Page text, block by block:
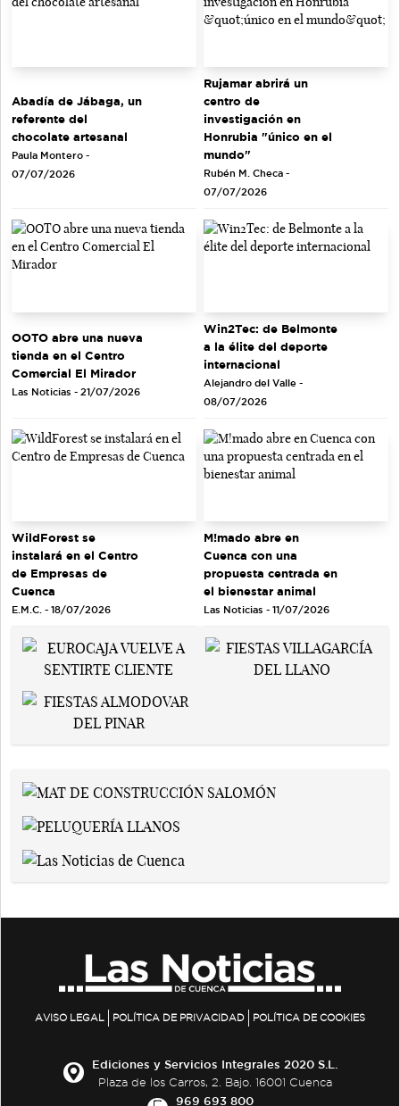
Abadía de Jábaga, un
referente del
chocolate artesanal
Paula Montero -
07/07/2026
Rujamar abrirá un
centro de
investigación en
Honrubia "único en el
mundo"
Rubén M. Checa -
07/07/2026
OOTO abre una nueva
tienda en el Centro
Comercial El Mirador
Las Noticias - 21/07/2026
Win2Tec: de Belmonte
a la élite del deporte
internacional
Alejandro del Valle -
08/07/2026
WildForest se
instalará en el Centro
de Empresas de
Cuenca
E.M.C. - 18/07/2026
M!mado abre en
Cuenca con una
propuesta centrada en
el bienestar animal
Las Noticias - 11/07/2026
AVISO LEGAL POLÍTICA DE PRIVACIDAD POLÍTICA DE COOKIES
Ediciones y Servicios Integrales 2020 S.L.
Plaza de los Carros, 2. Bajo. 16001 Cuenca
969 693 800